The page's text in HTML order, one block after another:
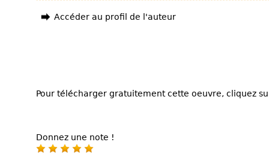
Accéder au profil de l'auteur
Pour télécharger gratuitement cette oeuvre, cliquez
Donnez une note !